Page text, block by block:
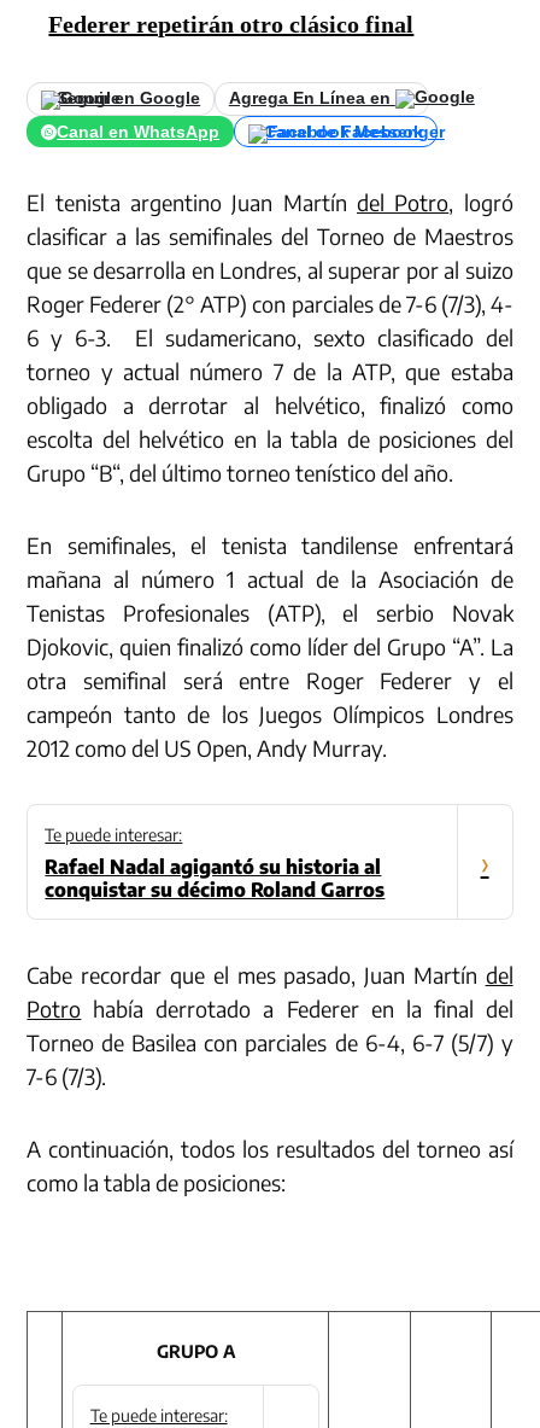
Federer repetirán otro clásico final
Seguir en Google
Agrega En Línea en
Canal en WhatsApp
Canal de Facebook
El tenista argentino Juan Martín del Potro, logró
clasificar a las semifinales del Torneo de Maestros
que se desarrolla en Londres, al superar por al suizo
Roger Federer (2° ATP) con parciales de 7-6 (7/3), 4-
6 y 6-3. El sudamericano, sexto clasificado del
torneo y actual número 7 de la ATP, que estaba
obligado a derrotar al helvético, finalizó como
escolta del helvético en la tabla de posiciones del
Grupo “B“, del último torneo tenístico del año.
En semifinales, el tenista tandilense enfrentará
mañana al número 1 actual de la Asociación de
Tenistas Profesionales (ATP), el serbio Novak
Djokovic, quien finalizó como líder del Grupo “A”. La
otra semifinal será entre Roger Federer y el
campeón tanto de los Juegos Olímpicos Londres
2012 como del US Open, Andy Murray.
Te puede interesar:
Rafael Nadal agigantó su historia al
conquistar su décimo Roland Garros
›
Cabe recordar que el mes pasado, Juan Martín del
Potro había derrotado a Federer en la final del
Torneo de Basilea con parciales de 6-4, 6-7 (5/7) y
7-6 (7/3).
A continuación, todos los resultados del torneo así
como la tabla de posiciones:
GRUPO A
Te puede interesar: